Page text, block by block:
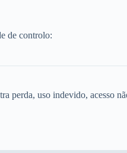
de controlo:
perda, uso indevido, acesso